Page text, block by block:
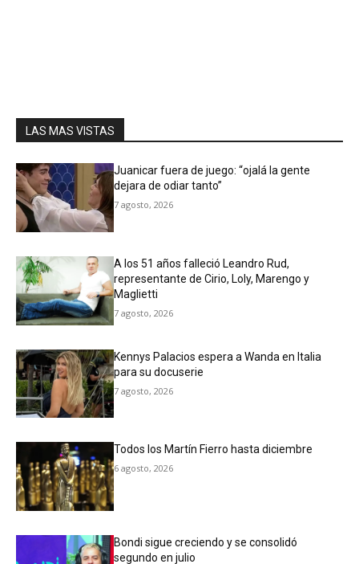
LAS MAS VISTAS
Juanicar fuera de juego: “ojalá la gente
dejara de odiar tanto”
7 agosto, 2026
A los 51 años falleció Leandro Rud,
representante de Cirio, Loly, Marengo y
Maglietti
7 agosto, 2026
Kennys Palacios espera a Wanda en Italia
para su docuserie
7 agosto, 2026
Todos los Martín Fierro hasta diciembre
6 agosto, 2026
Bondi sigue creciendo y se consolidó
segundo en julio